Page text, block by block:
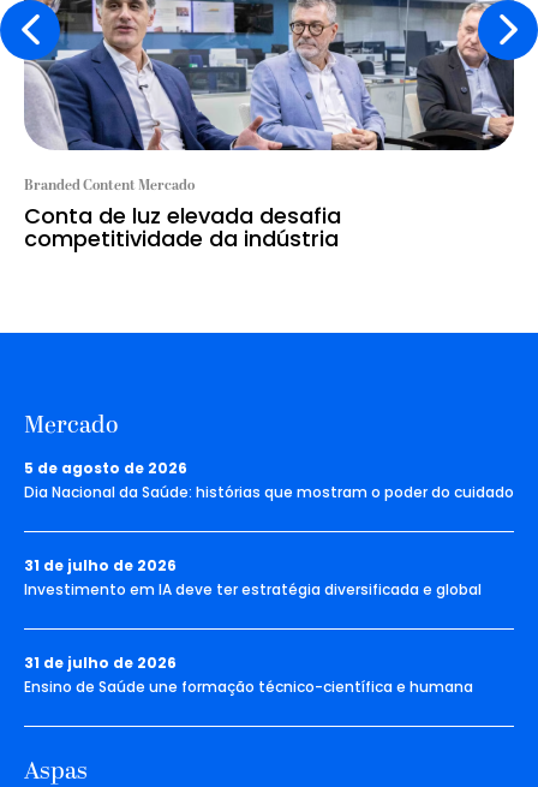
Branded Content Mercado
Conta de luz elevada desafia
competitividade da indústria
Mercado
5 de agosto de 2026
Dia Nacional da Saúde: histórias que mostram o poder do cuidado
31 de julho de 2026
Investimento em IA deve ter estratégia diversificada e global
31 de julho de 2026
Ensino de Saúde une formação técnico-científica e humana
Aspas